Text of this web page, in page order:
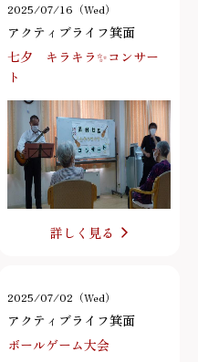
2025/07/16（Wed）
アクティブライフ箕面
七夕 キラキラ✨コンサー
ト
詳しく見る
2025/07/02（Wed）
アクティブライフ箕面
ボールゲーム大会